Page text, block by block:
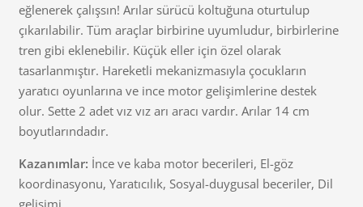
eğlenerek çalışsın! Arılar sürücü koltuğuna oturtulup
çıkarılabilir. Tüm araçlar birbirine uyumludur, birbirlerine
tren gibi eklenebilir. Küçük eller için özel olarak
tasarlanmıştır. Hareketli mekanizmasıyla çocukların
yaratıcı oyunlarına ve ince motor gelişimlerine destek
olur. Sette 2 adet vız vız arı aracı vardır. Arılar 14 cm
boyutlarındadır.
Kazanımlar: İnce ve kaba motor becerileri, El-göz
koordinasyonu, Yaratıcılık, Sosyal-duygusal beceriler, Dil